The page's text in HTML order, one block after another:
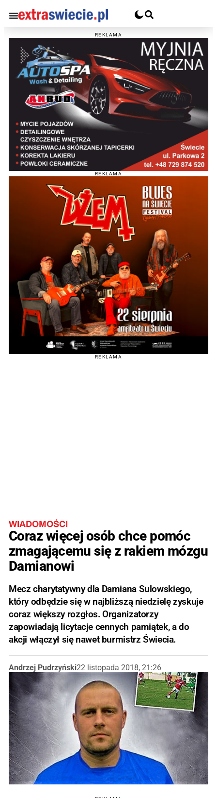
REKLAMA
REKLAMA
REKLAMA
WIADOMOŚCI
Coraz więcej osób chce pomóc
zmagającemu się z rakiem mózgu
Damianowi
Mecz charytatywny dla Damiana Sulowskiego,
który odbędzie się w najbliższą niedzielę zyskuje
coraz większy rozgłos. Organizatorzy
zapowiadają licytacje cennych pamiątek, a do
akcji włączył się nawet burmistrz Świecia.
Andrzej Pudrzyński22 listopada 2018, 21:26